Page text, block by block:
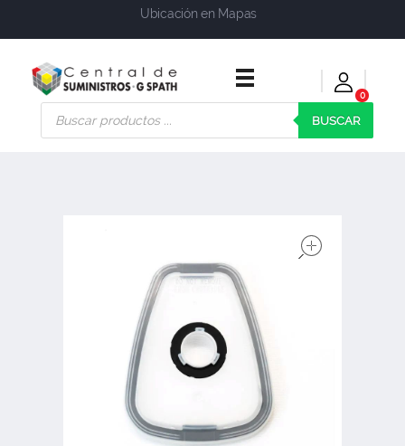
Ubicación en Mapas
Central de Suministros Gspath
Suministros y soluciones integrales para su empresa o negocio
0
BUSCAR